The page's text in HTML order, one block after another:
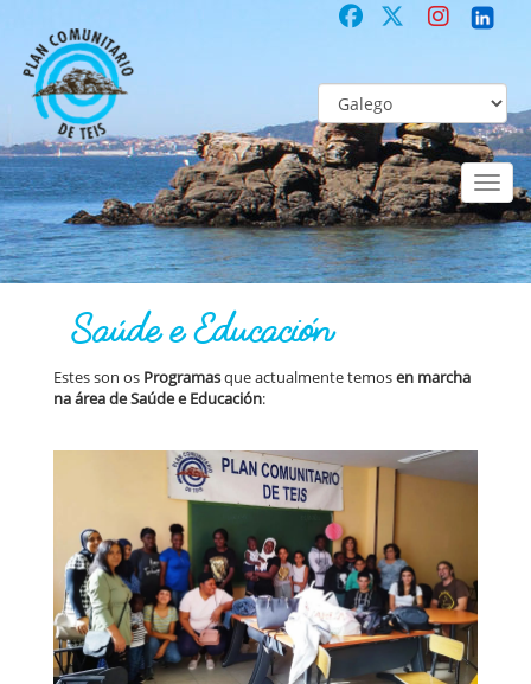
Toggle
PLANProgramas | Proxectos | Servizos Actuais >Saúde e Educación
Saúde e Educación
Estes son os Programasque actualmente temosen marcha
na área de Saúde e Educación: